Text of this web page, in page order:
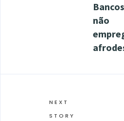
Bancos
não
NEXT
STORY